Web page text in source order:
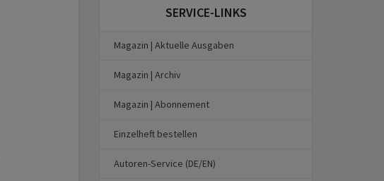
SERVICE-LINKS
Magazin | Aktuelle Ausgaben
Magazin | Archiv
Magazin | Abonnement
Einzelheft bestellen
Autoren-Service (DE/EN)